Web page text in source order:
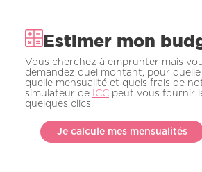
Estimer mon
Vous cherchez à emprunter mais
demandez quel montant, pour
quelle mensualité et quels frais de
simulateur de
ICC peut vous fournir
quelques clics.
Je calcule mes mensualités